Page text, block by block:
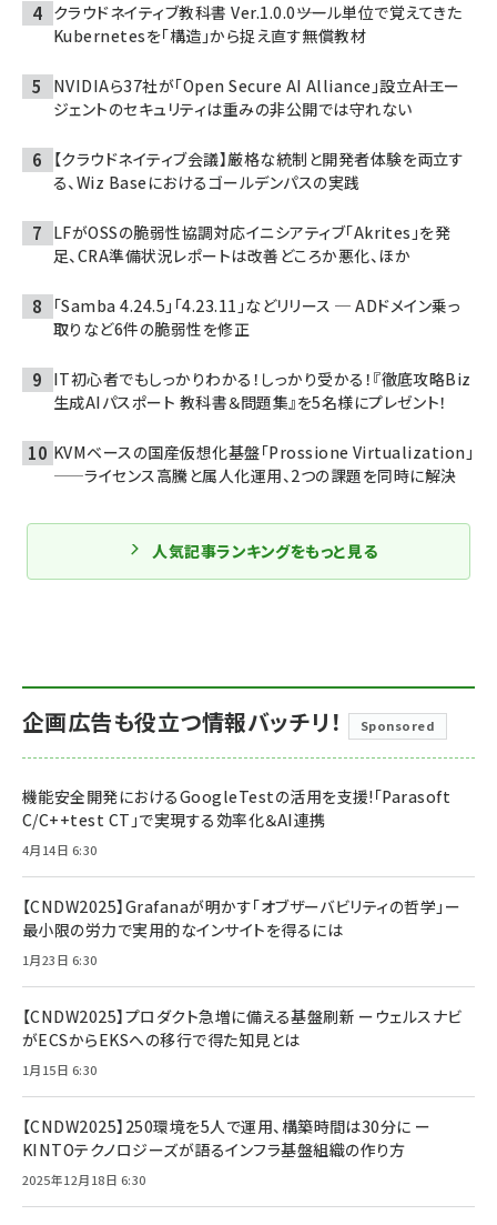
クラウドネイティブ教科書 Ver.1.0.0――ツール単位で覚えてきた
Kubernetesを「構造」から捉え直す無償教材
NVIDIAら37社が「Open Secure AI Alliance」設立――AIエー
ジェントのセキュリティは重みの非公開では守れない
【クラウドネイティブ会議】厳格な統制と開発者体験を両立す
る、Wiz Baseにおけるゴールデンパスの実践
LFがOSSの脆弱性協調対応イニシアティブ「Akrites」を発
足、CRA準備状況レポートは改善どころか悪化、ほか
「Samba 4.24.5」「4.23.11」などリリース ─ ADドメイン乗っ
取りなど6件の脆弱性を修正
IT初心者でもしっかりわかる！しっかり受かる！『徹底攻略Biz
生成AIパスポート 教科書＆問題集』を5名様にプレゼント！
KVMベースの国産仮想化基盤「Prossione Virtualization」
——ライセンス高騰と属人化運用、2つの課題を同時に解決
人気記事ランキングをもっと見る
企画広告も役立つ情報バッチリ！ Sponsored
機能安全開発におけるGoogleTestの活用を支援!「Parasoft
C/C++test CT」で実現する効率化＆AI連携
4月14日 6:30
【CNDW2025】Grafanaが明かす「オブザーバビリティの哲学」ー
最小限の労力で実用的なインサイトを得るには
1月23日 6:30
【CNDW2025】プロダクト急増に備える基盤刷新 ーウェルスナビ
がECSからEKSへの移行で得た知見とは
1月15日 6:30
【CNDW2025】250環境を5人で運用、構築時間は30分に ー
KINTOテクノロジーズが語るインフラ基盤組織の作り方
2025年12月18日 6:30